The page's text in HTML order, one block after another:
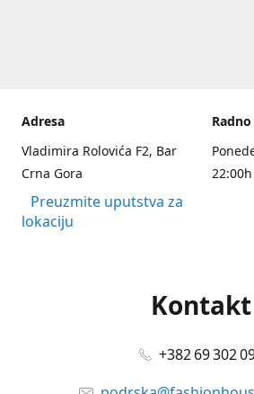
Adresa
Vladimira Rolovića F2, Bar
Crna Gora
Preuzmite uputstva za
lokaciju
22:00h
Kontakt
+382 69 302